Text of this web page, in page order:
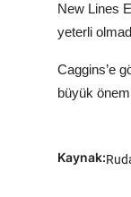
New Lines
yeterli
Caggins’e
büyük önem
Kaynak: